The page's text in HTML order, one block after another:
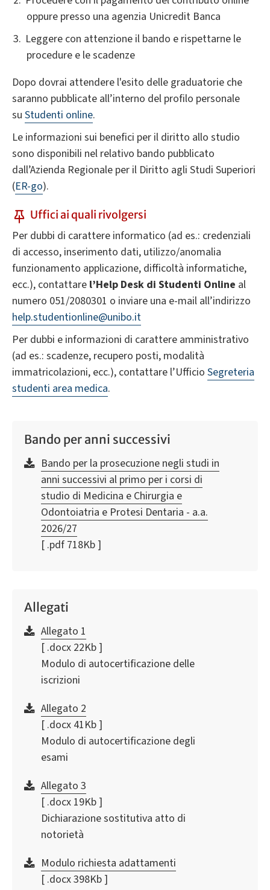
oppure presso una agenzia Unicredit Banca
Leggere con attenzione il bando e rispettarne le
procedure e le scadenze
Dopo dovrai attendere l'esito delle graduatorie che
saranno pubblicate all’interno del profilo personale
su Studenti online.
Le informazioni sui benefici per il diritto allo studio
sono disponibili nel relativo bando pubblicato
dall’Azienda Regionale per il Diritto agli Studi Superiori
(ER-go).
Uffici ai quali rivolgersi
Per dubbi di carattere informatico (ad es.: credenziali
di accesso, inserimento dati, utilizzo/anomalia
funzionamento applicazione, difficoltà informatiche,
ecc.), contattare l’Help Desk di Studenti Online al
numero 051/2080301 o inviare una e-mail all’indirizzo
help.studentionline@unibo.it
Per dubbi e informazioni di carattere amministrativo
(ad es.: scadenze, recupero posti, modalità
immatricolazioni, ecc.), contattare l’Ufficio Segreteria
studenti area medica.
Bando per anni successivi
Bando per la prosecuzione negli studi in
anni successivi al primo per i corsi di
studio di Medicina e Chirurgia e
Odontoiatria e Protesi Dentaria - a.a.
2026/27
[ .pdf 718Kb ]
Allegati
Allegato 1
[ .docx 22Kb ]
Modulo di autocertificazione delle
iscrizioni
Allegato 2
[ .docx 41Kb ]
Modulo di autocertificazione degli
esami
Allegato 3
[ .docx 19Kb ]
Dichiarazione sostitutiva atto di
notorietà
Modulo richiesta adattamenti
[ .docx 398Kb ]